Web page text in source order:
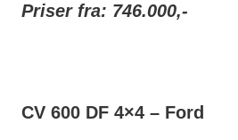
Priser fra: 746.000,-
CV 600 DF 4×4 – Ford